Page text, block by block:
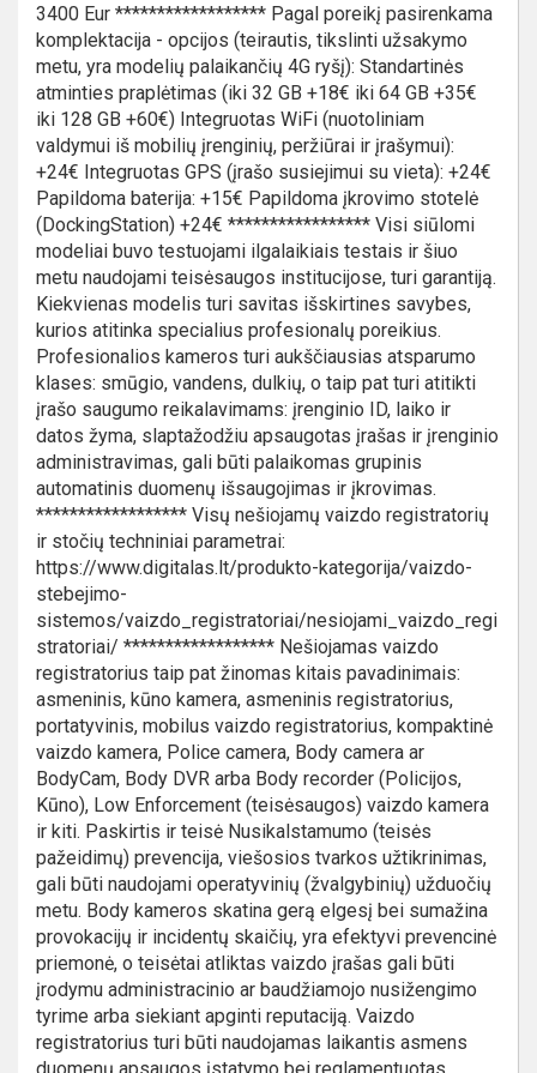
3400 Eur ****************** Pagal poreikį pasirenkama
komplektacija - opcijos (teirautis, tikslinti užsakymo
metu, yra modelių palaikančių 4G ryšį): Standartinės
atminties praplėtimas (iki 32 GB +18€ iki 64 GB +35€
iki 128 GB +60€) Integruotas WiFi (nuotoliniam
valdymui iš mobilių įrenginių, peržiūrai ir įrašymui):
+24€ Integruotas GPS (įrašo susiejimui su vieta): +24€
Papildoma baterija: +15€ Papildoma įkrovimo stotelė
(DockingStation) +24€ ***************** Visi siūlomi
modeliai buvo testuojami ilgalaikiais testais ir šiuo
metu naudojami teisėsaugos institucijose, turi garantiją.
Kiekvienas modelis turi savitas išskirtines savybes,
kurios atitinka specialius profesionalų poreikius.
Profesionalios kameros turi aukščiausias atsparumo
klases: smūgio, vandens, dulkių, o taip pat turi atitikti
įrašo saugumo reikalavimams: įrenginio ID, laiko ir
datos žyma, slaptažodžiu apsaugotas įrašas ir įrenginio
administravimas, gali būti palaikomas grupinis
automatinis duomenų išsaugojimas ir įkrovimas.
****************** Visų nešiojamų vaizdo registratorių
ir stočių techniniai parametrai:
https://www.digitalas.lt/produkto-kategorija/vaizdo-
stebejimo-
sistemos/vaizdo_registratoriai/nesiojami_vaizdo_regi
stratoriai/ ****************** Nešiojamas vaizdo
registratorius taip pat žinomas kitais pavadinimais:
asmeninis, kūno kamera, asmeninis registratorius,
portatyvinis, mobilus vaizdo registratorius, kompaktinė
vaizdo kamera, Police camera, Body camera ar
BodyCam, Body DVR arba Body recorder (Policijos,
Kūno), Low Enforcement (teisėsaugos) vaizdo kamera
ir kiti. Paskirtis ir teisė Nusikalstamumo (teisės
pažeidimų) prevencija, viešosios tvarkos užtikrinimas,
gali būti naudojami operatyvinių (žvalgybinių) užduočių
metu. Body kameros skatina gerą elgesį bei sumažina
provokacijų ir incidentų skaičių, yra efektyvi prevencinė
priemonė, o teisėtai atliktas vaizdo įrašas gali būti
įrodymu administracinio ar baudžiamojo nusižengimo
tyrime arba siekiant apginti reputaciją. Vaizdo
registratorius turi būti naudojamas laikantis asmens